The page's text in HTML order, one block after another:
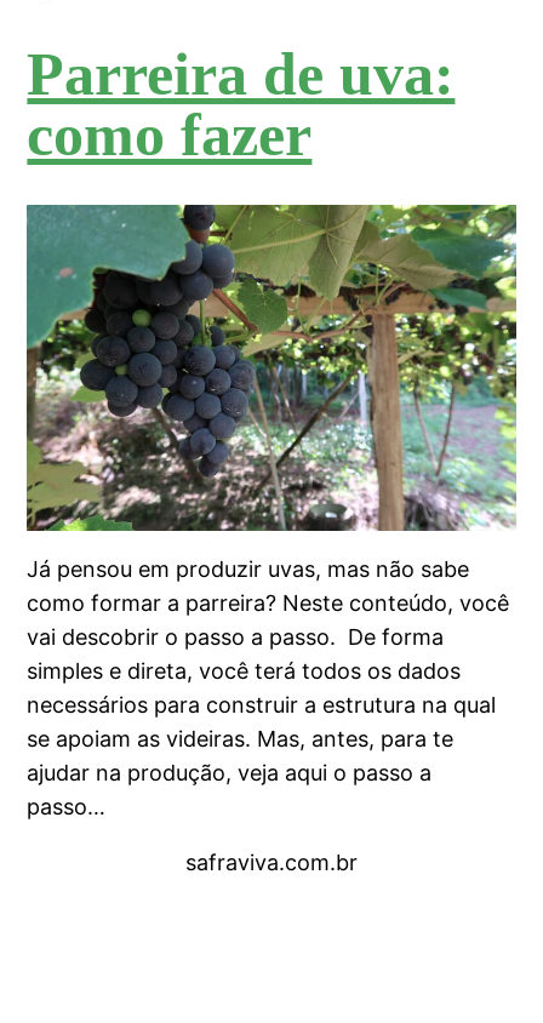
Parreira de uva:
como fazer
Já pensou em produzir uvas, mas não sabe
como formar a parreira? Neste conteúdo, você
vai descobrir o passo a passo. De forma
simples e direta, você terá todos os dados
necessários para construir a estrutura na qual
se apoiam as videiras. Mas, antes, para te
ajudar na produção, veja aqui o passo a
passo…
safraviva.com.br